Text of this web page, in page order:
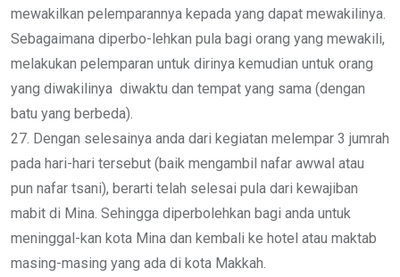
mewakilkan pelemparannya kepada yang dapat mewakilinya.
Sebagaimana diperbo-lehkan pula bagi orang yang mewakili,
melakukan pelemparan untuk dirinya kemudian untuk orang
yang diwakilinya diwaktu dan tempat yang sama (dengan
batu yang berbeda).
27. Dengan selesainya anda dari kegiatan melempar 3 jumrah
pada hari-hari tersebut (baik mengambil nafar awwal atau
pun nafar tsani), berarti telah selesai pula dari kewajiban
mabit di Mina. Sehingga diperbolehkan bagi anda untuk
meninggal-kan kota Mina dan kembali ke hotel atau maktab
masing-masing yang ada di kota Makkah.